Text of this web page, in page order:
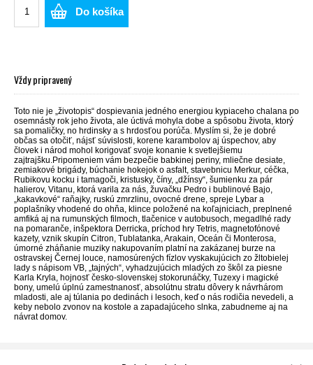
Do košíka
Vždy pripravený
Toto nie je „životopis“ dospievania jedného energiou kypiaceho chalana po
osemnásty rok jeho života, ale úctivá mohyla dobe a spôsobu života, ktorý
sa pomaličky, no hrdinsky a s hrdosťou porúča. Myslím si, že je dobré
občas sa otočiť, nájsť súvislosti, korene karambolov aj úspechov, aby
človek i národ mohol korigovať svoje konanie k svetlejšiemu
zajtrajšku.Pripomeniem vám bezpečie babkinej periny, mliečne desiate,
zemiakové brigády, búchanie hokejok o asfalt, stavebnicu Merkur, céčka,
Rubikovu kocku i tamagoči, kristusky, číny, „džínsy“, šumienku za pár
halierov, Vitanu, ktorá varila za nás, žuvačku Pedro i bublinové Bajo,
„kakavkové“ raňajky, ruskú zmrzlinu, ovocné drene, spreje Lybar a
poplašníky vhodené do ohňa, klince položené na koľajniciach, preplnené
amfiká aj na rumunských filmoch, tlačenice v autobusoch, megadlhé rady
na pomaranče, inšpektora Derricka, príchod hry Tetris, magnetofónové
kazety, vznik skupín Citron, Tublatanka, Arakain, Oceán či Monterosa,
úmorné zháňanie muziky nakupovaním platní na zakázanej burze na
ostravskej Černej louce, namosúrených fízlov vyskakujúcich zo žltobielej
lady s nápisom VB, „tajných“, vyhadzujúcich mladých zo škôl za piesne
Karla Kryla, hojnosť česko-slovenskej stokorunáčky, Tuzexy i magické
bony, umelú úplnú zamestnanosť, absolútnu stratu dôvery k návrhárom
mladosti, ale aj túlania po dedinách i lesoch, keď o nás rodičia nevedeli, a
keby nebolo zvonov na kostole a zapadajúceho slnka, zabudneme aj na
návrat domov.